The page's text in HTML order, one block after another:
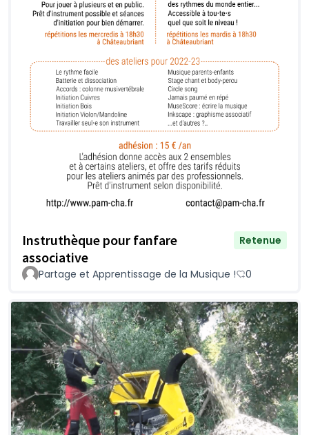
Instruthèque pour fanfare
associative
Retenue
Partage et Apprentissage de la Musique ! 0